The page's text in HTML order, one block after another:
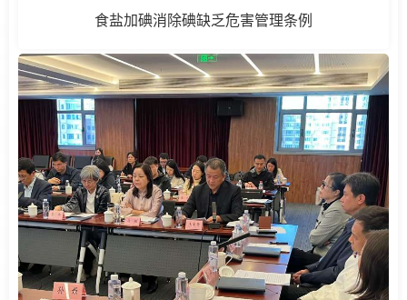
食盐加碘消除碘缺乏危害管理条例